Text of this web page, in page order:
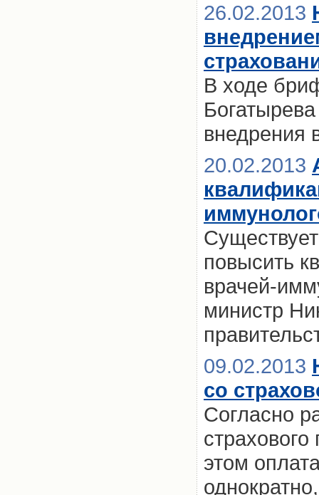
26.02.2013
В ходе
внедрения
20.02.2013
повысить
врачей-
министр
09.02.2013
со
Согласно
этом